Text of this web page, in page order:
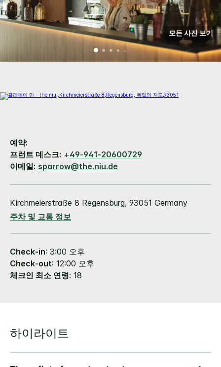
모든 사진 보기
예약:
프런트 데스크: +49-941-20600729
이메일: sparrow@the.niu.de
Kirchmeierstraße 8 Regensburg, 93051 Germany
주차 및 교통 정보
Check-in: 3:00 오후
Check-out: 12:00 오후
체크인 최소 연령: 18
하이라이트